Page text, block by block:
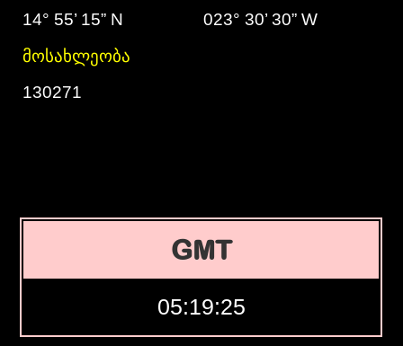
14° 55’ 15” N
023° 30’ 30” W
მოსახლეობა
130271
GMT
05:19:26